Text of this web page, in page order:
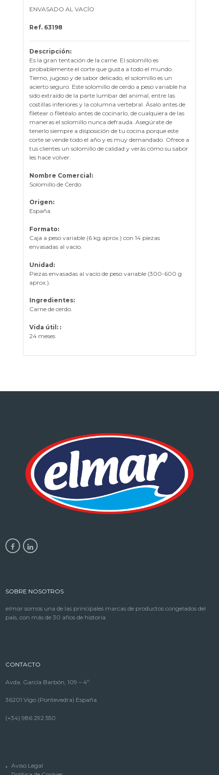
ENVASADO AL VACÍO
Ref. 63198
Descripción:
Es la gran tentación de la carne. El solomillo es
probablemente el corte que gusta a todo el mundo.
Tierno, jugoso y de sabor delicado, el solomillo es un
acierto seguro. Este solomillo de cerdo a peso variable ha
sido extraído de la parte lumbar del animal, entre las
costillas inferiores y la columna vertebral. Ásalo antes de
filetear o filetéalo antes de cocinarlo, de cualquiera de las
maneras el solomillo nunca defrauda. Asegúrate de
tenerlo siempre a disposición de tu cocina porque este
corte se vende todo el año y es muy demandado. Ofrece a
tus clientes un solomillo de calidad y verás cómo su sabor
les hace volver.
Nombre Comercial:
Solomillo de Cerdo
Origen:
España.
Formato:
Caja a peso variable (6 kg aprox.) con 14 piezas
envasadas al vacío.
Unidad:
Piezas envasadas al vacío de peso variable (300-600 g
aprox.).
Ingredientes:
Carne de cerdo.
Vida útil: :
24 meses
SOBRE NOSOTROS
elmar somos una de las principales marcas de productos congelados del
país, con más de 30 años de historia.
CONTACTO
Avda. García Barbón, 109 – 4º.
36201 Vigo (Pontevedra) España
(+34) 986 292 550
Aviso Legal